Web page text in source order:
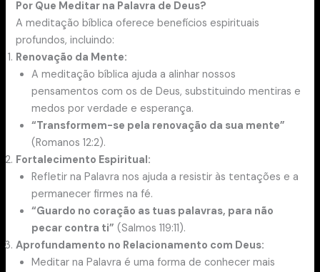
Por Que Meditar na Palavra de Deus?
A meditação bíblica oferece benefícios espirituais
profundos, incluindo:
Renovação da Mente:
A meditação bíblica ajuda a alinhar nossos
pensamentos com os de Deus, substituindo mentiras e
medos por verdade e esperança.
“Transformem-se pela renovação da sua mente”
(Romanos 12:2).
Fortalecimento Espiritual:
Refletir na Palavra nos ajuda a resistir às tentações e a
permanecer firmes na fé.
“Guardo no coração as tuas palavras, para não
pecar contra ti” (Salmos 119:11).
Aprofundamento no Relacionamento com Deus:
Meditar na Palavra é uma forma de conhecer mais